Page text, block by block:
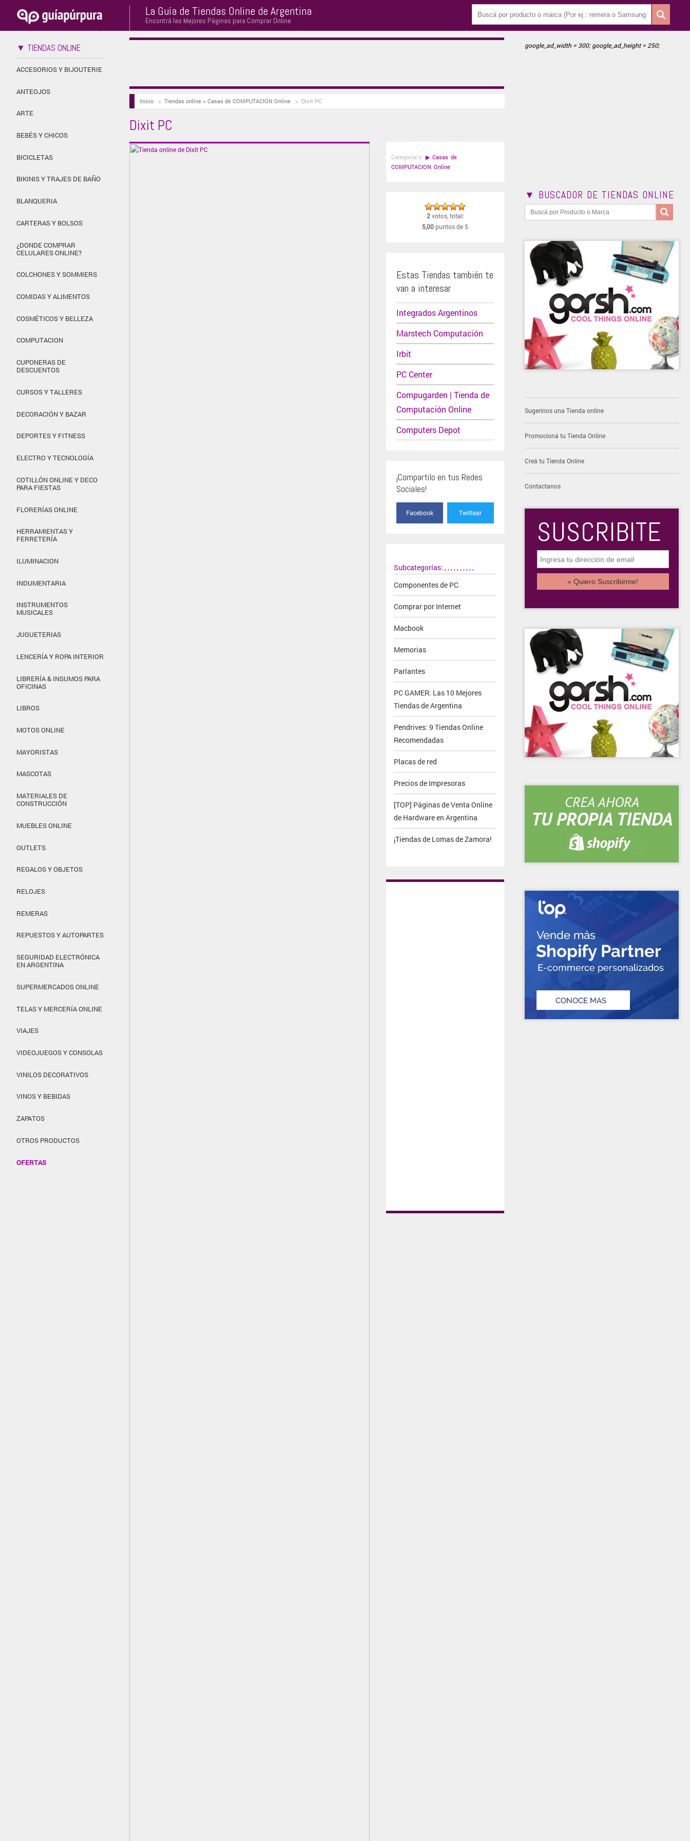
La Guía de Tiendas Online de Argentina
Encontrá las Mejores Páginas para Comprar Online
▼ TIENDAS ONLINE
ACCESORIOS Y BIJOUTERIE
ANTEOJOS
ARTE
BEBÉS Y CHICOS
BICICLETAS
BIKINIS Y TRAJES DE BAÑO
BLANQUERIA
CARTERAS Y BOLSOS
¿DONDE COMPRAR
CELULARES ONLINE?
COLCHONES Y SOMMIERS
COMIDAS Y ALIMENTOS
COSMÉTICOS Y BELLEZA
COMPUTACION
CUPONERAS DE
DESCUENTOS
CURSOS Y TALLERES
DECORACIÓN Y BAZAR
DEPORTES Y FITNESS
ELECTRO Y TECNOLOGÍA
COTILLÓN ONLINE Y DECO
PARA FIESTAS
FLORERÍAS ONLINE
HERRAMIENTAS Y
FERRETERÍA
ILUMINACION
INDUMENTARIA
INSTRUMENTOS
MUSICALES
JUGUETERIAS
LENCERÍA Y ROPA INTERIOR
LIBRERÍA & INSUMOS PARA
OFICINAS
LIBROS
MOTOS ONLINE
MAYORISTAS
MASCOTAS
MATERIALES DE
CONSTRUCCIÓN
MUEBLES ONLINE
OUTLETS
REGALOS Y OBJETOS
RELOJES
REMERAS
REPUESTOS Y AUTOPARTES
SEGURIDAD ELECTRÓNICA
EN ARGENTINA
SUPERMERCADOS ONLINE
TELAS Y MERCERÍA ONLINE
VIAJES
VIDEOJUEGOS Y CONSOLAS
VINILOS DECORATIVOS
VINOS Y BEBIDAS
ZAPATOS
OTROS PRODUCTOS
OFERTAS
Inicio> Tiendas online > Casas de COMPUTACION Online> Dixit PC
Dixit PC
Categoría/s: ▶ Casas de
COMPUTACION Online
2votos, total:
5,00puntos de 5
Estas Tiendas también te
van a interesar
Integrados Argentinos
Marstech Computación
Irbit
PC Center
Compugarden | Tienda de
Computación Online
Computers Depot
¡Compartilo en tus Redes
Sociales!
Facebook Twittear
Subcategorías:
Componentes de PC
,
Comprar por Internet
,
Macbook
,
Memorias
,
Parlantes
,
PC GAMER: Las 10 Mejores
Tiendas de Argentina
,
Pendrives: 9 Tiendas Online
Recomendadas
,
Placas de red
,
Precios de Impresoras
,
[TOP] Páginas de Venta Online
de Hardware en Argentina
,
¡Tiendas de Lomas de Zamora!
google_ad_width = 300; google_ad_height = 250;
▼ BUSCADOR DE TIENDAS ONLINE
Sugerinos una Tienda online
Promocioná tu Tienda Online
Creá tu Tienda Online
Contactanos
SUSCRIBITE